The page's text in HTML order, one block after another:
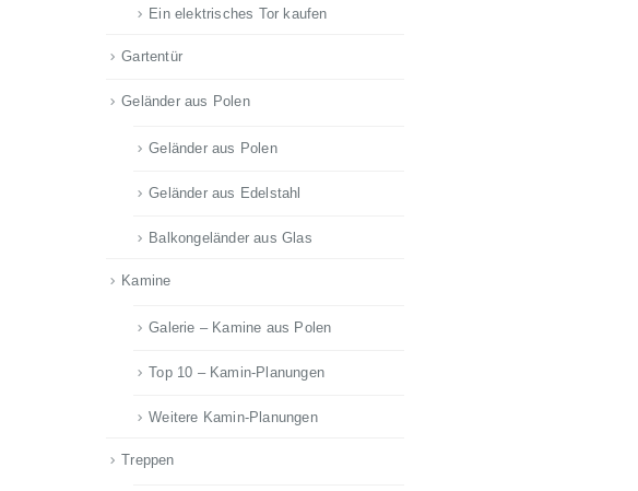
Ein elektrisches Tor kaufen
Gartentür
Geländer aus Polen
Geländer aus Polen
Geländer aus Edelstahl
Balkongeländer aus Glas
Kamine
Galerie – Kamine aus Polen
Top 10 – Kamin-Planungen
Weitere Kamin-Planungen
Treppen